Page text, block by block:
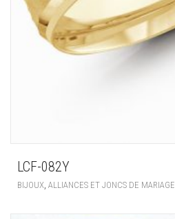
LCF-082Y
BIJOUX ALLIANCES ET JONCS DE MARIAGE